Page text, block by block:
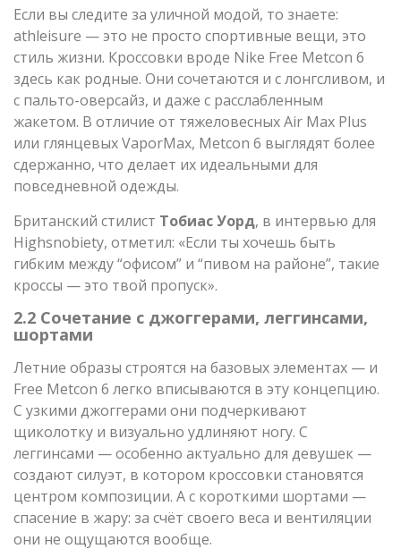
Если вы следите за уличной модой, то знаете:
athleisure — это не просто спортивные вещи, это
стиль жизни. Кроссовки вроде Nike Free Metcon 6
здесь как родные. Они сочетаются и с лонгсливом, и
с пальто-оверсайз, и даже с расслабленным
жакетом. В отличие от тяжеловесных Air Max Plus
или глянцевых VaporMax, Metcon 6 выглядят более
сдержанно, что делает их идеальными для
повседневной одежды.
Британский стилист Тобиас Уорд, в интервью для
Highsnobiety, отметил: «Если ты хочешь быть
гибким между “офисом” и “пивом на районе”, такие
кроссы — это твой пропуск».
2.2 Сочетание с джоггерами, леггинсами,
шортами
Летние образы строятся на базовых элементах — и
Free Metcon 6 легко вписываются в эту концепцию.
С узкими джоггерами они подчеркивают
щиколотку и визуально удлиняют ногу. С
леггинсами — особенно актуально для девушек —
создают силуэт, в котором кроссовки становятся
центром композиции. А с короткими шортами —
спасение в жару: за счёт своего веса и вентиляции
они не ощущаются вообще.